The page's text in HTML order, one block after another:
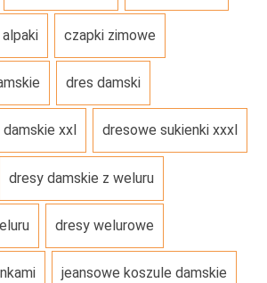
czapki zimowe
dres damski
xxl dresowe sukienki xxxl
dresy damskie z weluru
dresy welurowe
jeansowe koszule damskie